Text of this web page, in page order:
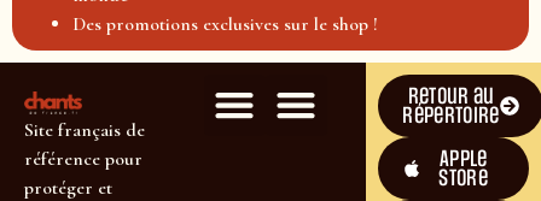
Des promotions exclusives sur le shop !
Site français de
référence pour
protéger et
Retour au
répertoire
Apple
Store